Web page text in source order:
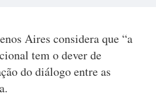
Aires considera que “a
tem o dever de
do diálogo entre as